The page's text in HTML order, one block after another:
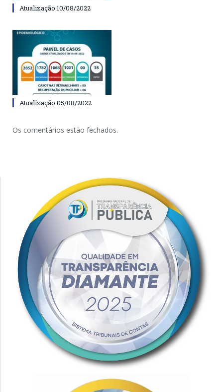
Atualização 10/08/2022
Atualização 05/08/2022
Os comentários estão fechados.